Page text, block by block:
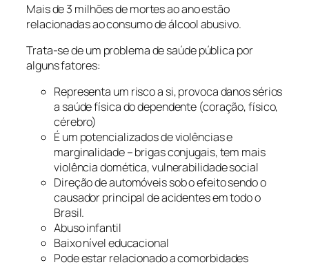
Mais de 3 milhões de mortes ao ano estão
relacionadas ao consumo de álcool abusivo.
Trata-se de um problema de saúde pública por
alguns fatores:
Representa um risco a si, provoca danos sérios
a saúde física do dependente (coração, físico,
cérebro)
É um potencializados de violências e
marginalidade – brigas conjugais, tem mais
violência domética, vulnerabilidade social
Direção de automóveis sob o efeito sendo o
causador principal de acidentes em todo o
Brasil.
Abuso infantil
Baixo nível educacional
Pode estar relacionado a comorbidades